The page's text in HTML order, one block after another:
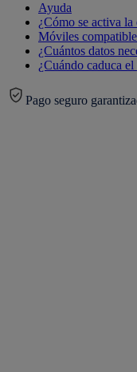
Ayuda
¿Cómo se activa la
Móviles
¿Cuántos datos
¿Cuándo caduca
Pago seguro